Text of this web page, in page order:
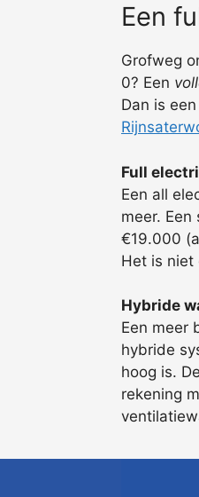
Een
Grofweg
0? Een
Dan is
Full
Een all
meer.
€19.000
Het is niet
Hybride
Een meer
hybride
hoog is.
rekening